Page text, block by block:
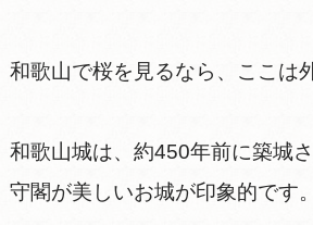
和歌山で桜を見るなら、ここは
和歌山城は、約450年前に築城
守閣が美しいお城が印象的です。